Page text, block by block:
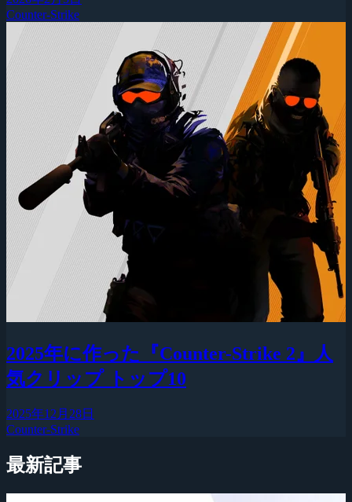
Counter-Strike
2025年に作った『Counter-Strike 2』人
気クリップ トップ10
2025年12月28日
Counter-Strike
最新記事